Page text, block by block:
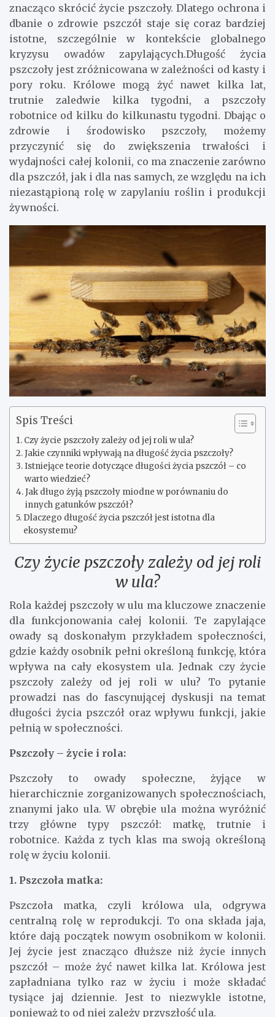
znacząco skrócić życie pszczoły. Dlatego ochrona i
dbanie o zdrowie pszczół staje się coraz bardziej
istotne, szczególnie w kontekście globalnego
kryzysu owadów zapylających.Długość życia
pszczoły jest zróżnicowana w zależności od kasty i
pory roku. Królowe mogą żyć nawet kilka lat,
trutnie zaledwie kilka tygodni, a pszczoły
robotnice od kilku do kilkunastu tygodni. Dbając o
zdrowie i środowisko pszczoły, możemy
przyczynić się do zwiększenia trwałości i
wydajności całej kolonii, co ma znaczenie zarówno
dla pszczół, jak i dla nas samych, ze względu na ich
niezastąpioną rolę w zapylaniu roślin i produkcji
żywności.
Spis Treści
Czy życie pszczoły zależy od jej roli w ula?
Jakie czynniki wpływają na długość życia pszczoły?
Istniejące teorie dotyczące długości życia pszczół – co
warto wiedzieć?
Jak długo żyją pszczoły miodne w porównaniu do
innych gatunków pszczół?
Dlaczego długość życia pszczół jest istotna dla
ekosystemu?
Czy życie pszczoły zależy od jej roli
w ula?
Rola każdej pszczoły w ulu ma kluczowe znaczenie
dla funkcjonowania całej kolonii. Te zapylające
owady są doskonałym przykładem społeczności,
gdzie każdy osobnik pełni określoną funkcję, która
wpływa na cały ekosystem ula. Jednak czy życie
pszczoły zależy od jej roli w ulu? To pytanie
prowadzi nas do fascynującej dyskusji na temat
długości życia pszczół oraz wpływu funkcji, jakie
pełnią w społeczności.
Pszczoły – życie i rola:
Pszczoły to owady społeczne, żyjące w
hierarchicznie zorganizowanych społecznościach,
znanymi jako ula. W obrębie ula można wyróżnić
trzy główne typy pszczół: matkę, trutnie i
robotnice. Każda z tych klas ma swoją określoną
rolę w życiu kolonii.
1. Pszczoła matka:
Pszczoła matka, czyli królowa ula, odgrywa
centralną rolę w reprodukcji. To ona składa jaja,
które dają początek nowym osobnikom w kolonii.
Jej życie jest znacząco dłuższe niż życie innych
pszczół – może żyć nawet kilka lat. Królowa jest
zapładniana tylko raz w życiu i może składać
tysiące jaj dziennie. Jest to niezwykle istotne,
ponieważ to od niej zależy przyszłość ula.